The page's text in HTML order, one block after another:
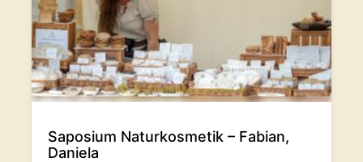
Saposium Naturkosmetik – Fabian,
Daniela